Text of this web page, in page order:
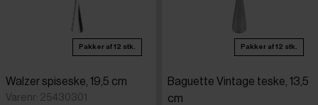
Pakker af 12 stk.
Walzer spiseske, 19,5 cm
Varenr: 25430301
Pakker af 12 stk.
Baguette Vintage teske, 13,5
cm